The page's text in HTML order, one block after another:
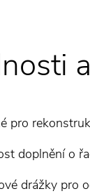
pro
doplnění o
drážky pro